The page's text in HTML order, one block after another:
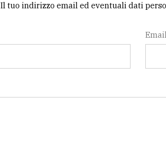
Il tuo indirizzo email ed eventuali dati